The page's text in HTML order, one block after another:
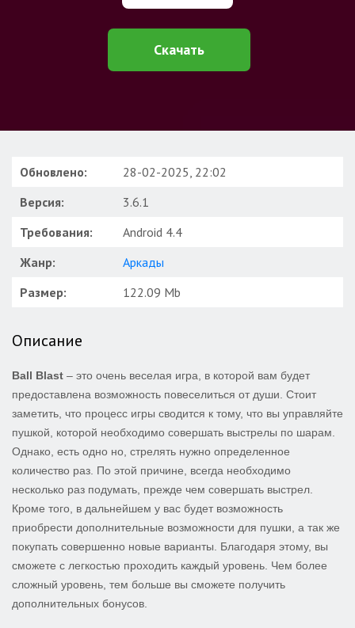
Скачать
Обновлено:
28-02-2025, 22:02
Версия:
3.6.1
Требования:
Android 4.4
Жанр:
Аркады
Размер:
122.09 Mb
Описание
Ball Blast – это очень веселая игра, в которой вам будет
предоставлена возможность повеселиться от души. Стоит
заметить, что процесс игры сводится к тому, что вы управляйте
пушкой, которой необходимо совершать выстрелы по шарам.
Однако, есть одно но, стрелять нужно определенное
количество раз. По этой причине, всегда необходимо
несколько раз подумать, прежде чем совершать выстрел.
Кроме того, в дальнейшем у вас будет возможность
приобрести дополнительные возможности для пушки, а так же
покупать совершенно новые варианты. Благодаря этому, вы
сможете с легкостью проходить каждый уровень. Чем более
сложный уровень, тем больше вы сможете получить
дополнительных бонусов.